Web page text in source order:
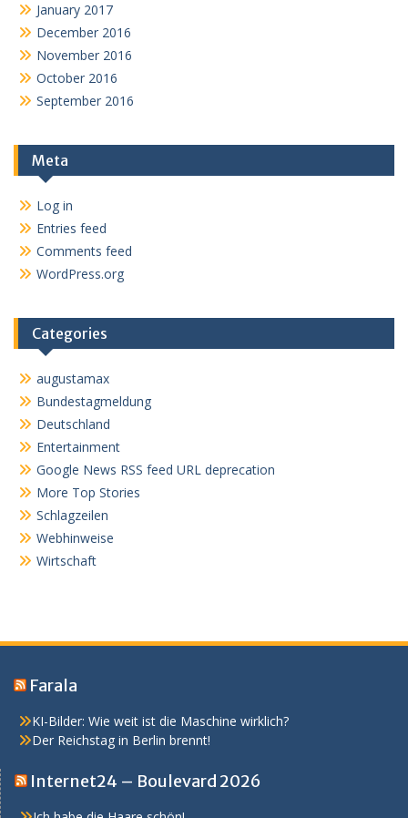
January 2017
December 2016
November 2016
October 2016
September 2016
Meta
Log in
Entries feed
Comments feed
WordPress.org
Categories
augustamax
Bundestagmeldung
Deutschland
Entertainment
Google News RSS feed URL deprecation
More Top Stories
Schlagzeilen
Webhinweise
Wirtschaft
Farala
KI-Bilder: Wie weit ist die Maschine wirklich?
Der Reichstag in Berlin brennt!
Internet24 – Boulevard 2026